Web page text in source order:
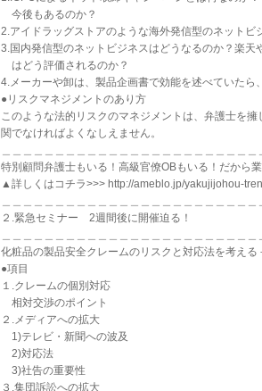
今後もあるのか？
2.アイドラッグストアのような海外発信型のネットビ
3.国内発信型のネットビジネスはどうなるのか？楽天
はどう評価されるのか？
4.メーカーや卸は、製品企画書で効能を述べていたら
●リスクマネジメントのあり方
このような法的リスクのマネジメントは、弁護士を
関でなければよくなしえません。
特別顧問弁護士もいる！高級官僚OBもいる！だから
▲詳しくはコチラ>>> http://ameblo.jp/yakujijohou-
２.緊急セミナー 2週間後に開催迫る！
化粧品の製品安全クレームのリスクと対応法を考え
●項目
１.クレームの個別対応
相対交渉のポイント
２.メディアへの拡大
1)テレビ・新聞への波及
2)対応法
3)社告の重要性
３.集団訴訟への拡大